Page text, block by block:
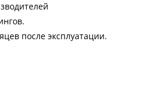
после эксплуатации.